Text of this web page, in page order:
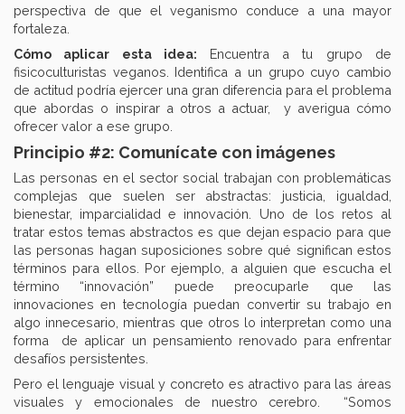
perspectiva de que el veganismo conduce a una mayor
fortaleza.
Cómo aplicar esta idea: Encuentra a tu grupo de
fisicoculturistas veganos. Identifica a un grupo cuyo cambio
de actitud podría ejercer una gran diferencia para el problema
que abordas o inspirar a otros a actuar, y averigua cómo
ofrecer valor a ese grupo.
Principio #2: Comunícate con imágenes
Las personas en el sector social trabajan con problemáticas
complejas que suelen ser abstractas: justicia, igualdad,
bienestar, imparcialidad e innovación. Uno de los retos al
tratar estos temas abstractos es que dejan espacio para que
las personas hagan suposiciones sobre qué significan estos
términos para ellos. Por ejemplo, a alguien que escucha el
término “innovación” puede preocuparle que las
innovaciones en tecnología puedan convertir su trabajo en
algo innecesario, mientras que otros lo interpretan como una
forma de aplicar un pensamiento renovado para enfrentar
desafíos persistentes.
Pero el lenguaje visual y concreto es atractivo para las áreas
visuales y emocionales de nuestro cerebro.
“Somos